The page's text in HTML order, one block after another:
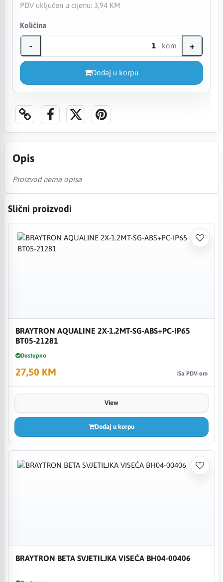
PDV uključen u cijenu: 3,94 KM
Količina
- kom +
Dodaj u korpu
Opis
Proizvod nema opisa
Slični proizvodi
BRAYTRON AQUALINE 2X-1.2MT-SG-ABS+PC-IP65
BT05-21281
Dostupno
27,50 KM Sa PDV-om
View
Dodaj u korpu
BRAYTRON BETA SVJETILJKA VISEĆA BH04-00406